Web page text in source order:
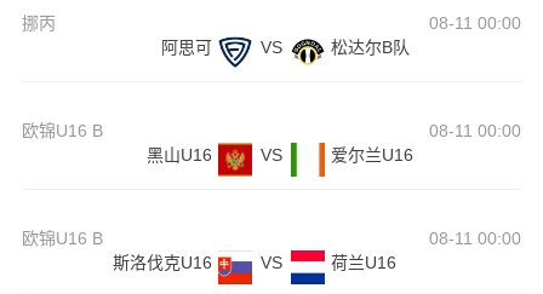
挪丙
08-11 00:00
阿思可
VS 松达尔B队
欧锦U16 B
08-11 00:00
黑山U16
VS 爱尔兰U16
欧锦U16 B
08-11 00:00
斯洛伐克U16
VS 荷兰U16